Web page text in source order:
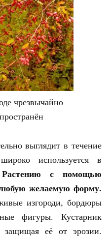
чрезвычайно
выглядит в течение
используется в
Растению с помощью
желаемую форму.
изгороди, бордюры
фигуры. Кустарник
её от эрозии.